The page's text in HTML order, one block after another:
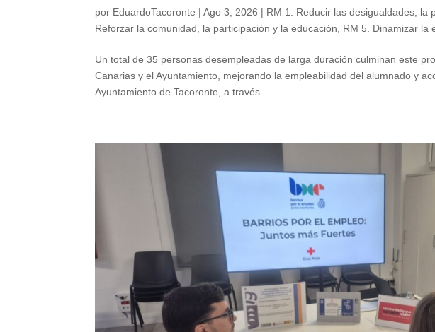
por EduardoTacoronte |Ago 3, 2026 | RM 1. Reducir las desigualdades, la
Reforzar la comunidad, la participación y la educación, RM 5. Dinamizar la
Un total de 35 personas desempleadas de larga duración culminan este
Canarias y el Ayuntamiento, mejorando la empleabilidad del alumnado y
Ayuntamiento de Tacoronte, a través...